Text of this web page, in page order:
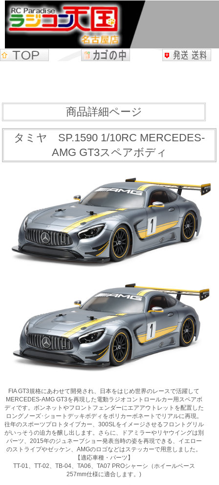
商品詳細ページ
タミヤ SP.1590 1/10RC MERCEDES-
AMG GT3スペアボディ
FIA GT3規格にあわせて開発され、日本をはじめ世界のレースで活躍して
MERCEDES-AMG GT3を再現した電動ラジオコントロールカー用スペアボ
ディです。ボンネットやフロントフェンダーにエアアウトレットを配置した
ロングノーズ･ショートデッキボディをポリカーボネートでリアルに再現。
往年のスポーツプロトタイプカー、300SLをイメージさせるフロントグリル
がいっそうの迫力を醸し出します。さらに、ドアミラーやリヤウイングは別
パーツ、2015年のジュネーブショー発表当時の姿を再現できる、イエロー
のストライプやゼッケン、AMGのロゴなどはステッカーで用意しました。
【適応車種・パーツ】
TT-01、TT-02、TB-04、TA06、TA07 PROシャーシ（ホイールベース
257mm仕様に適合します。)